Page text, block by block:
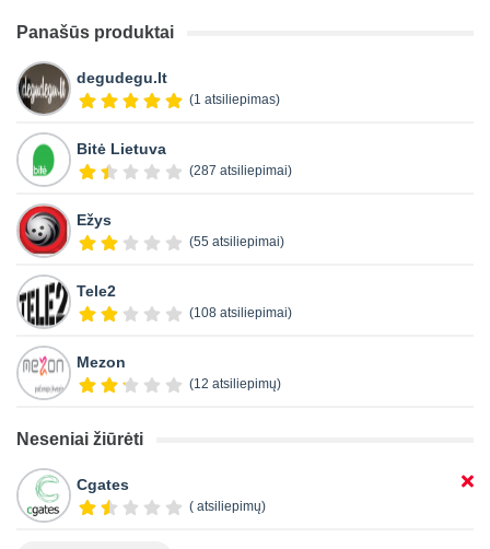
Panašūs produktai
degudegu.lt
(1 atsiliepimas)
Bitė Lietuva
(287 atsiliepimai)
Ežys
(55 atsiliepimai)
Tele2
(108 atsiliepimai)
Mezon
(12 atsiliepimų)
Neseniai žiūrėti
Cgates
( atsiliepimų)